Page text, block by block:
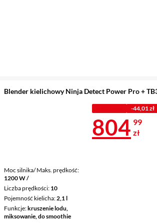
Blender kielichowy Ninja Detect Power Pro +
Moc silnika/ Maks. prędkość
1200 W /
Liczba prędkości 10
Pojemność kielicha 2,1 l
Funkcje kruszenie lodu,
miksowanie, do smoothie
-44,01 zł
Cena
804 99
zł